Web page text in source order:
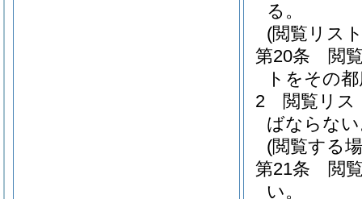
る。
(閲覧リス
第20条
閲
トをその
2
閲覧リス
ばならな
(閲覧する
第21条
閲
い。